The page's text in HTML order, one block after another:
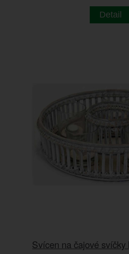
Detail
Svícen na čajové svíčky